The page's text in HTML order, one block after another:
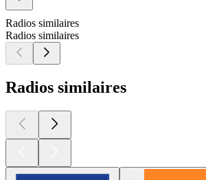
Radios similaires
Radios similaires
Radios similaires